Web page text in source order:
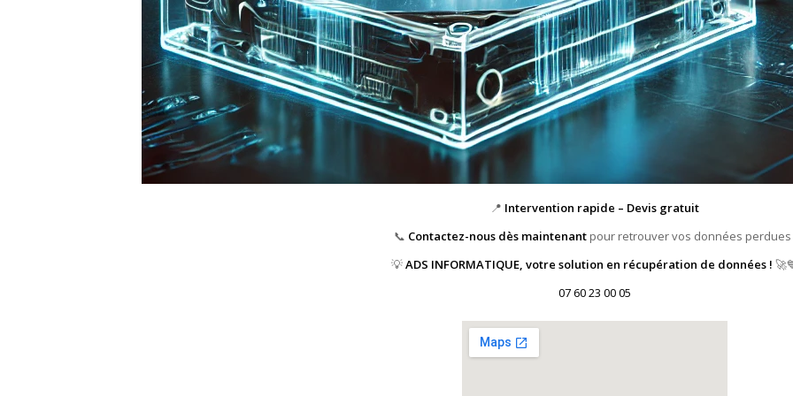
📍 Intervention rapide – Devis gratuit
📞 Contactez-nous dès maintenantpour retrouver vos données perdues
💡ADS INFORMATIQUE, votre solution en récupération de données !
07 60 23 00 05